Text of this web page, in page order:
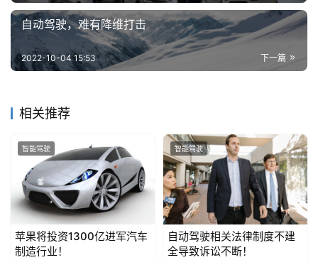
自动驾驶，难有降维打击
下一篇
2022-10-04 15:53
相关推荐
智能驾驶
苹果将投资1300亿进军汽车
制造行业！
智能驾驶
自动驾驶相关法律制度不建
全导致诉讼不断！